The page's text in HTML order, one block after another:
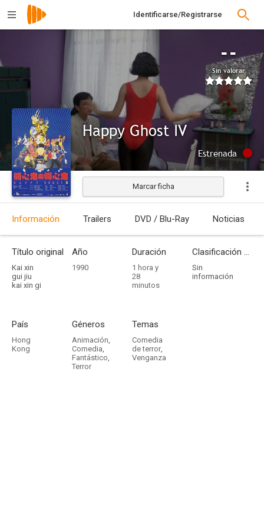
Identificarse/Registrarse
--
Sin valorar
Happy Ghost IV
Estrenada
Marcar ficha
Información Trailers DVD / Blu-Ray Noticias
Título original
Kai xin
gui jiu
kai xin gi
Año
1990
Duración
1 hora y
28
minutos
Clasificación por edades
Sin
información
País
Hong
Kong
Géneros
Animación,
Comedia,
Fantástico,
Terror
Temas
Comedia
de terror,
Venganza